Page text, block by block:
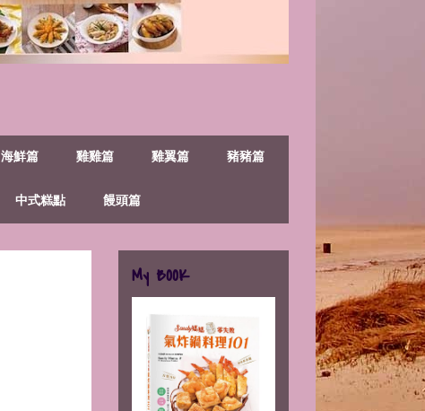
海鮮篇 雞雞篇 雞翼篇 豬豬篇
中式糕點 饅頭篇
My BOOK